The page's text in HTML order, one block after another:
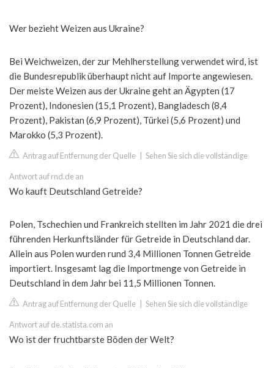
Wer bezieht Weizen aus Ukraine?
Bei Weichweizen, der zur Mehlherstellung verwendet wird, ist
die Bundesrepublik überhaupt nicht auf Importe angewiesen.
Der meiste Weizen aus der Ukraine geht an Ägypten (17
Prozent), Indonesien (15,1 Prozent), Bangladesch (8,4
Prozent), Pakistan (6,9 Prozent), Türkei (5,6 Prozent) und
Marokko (5,3 Prozent).
Antrag auf Entfernung der Quelle Sehen Sie sich die vollständige
Antwort auf rnd.de an
Wo kauft Deutschland Getreide?
Polen, Tschechien und Frankreich stellten im Jahr 2021 die drei
führenden Herkunftsländer für Getreide in Deutschland dar.
Allein aus Polen wurden rund 3,4 Millionen Tonnen Getreide
importiert. Insgesamt lag die Importmenge von Getreide in
Deutschland in dem Jahr bei 11,5 Millionen Tonnen.
Antrag auf Entfernung der Quelle Sehen Sie sich die vollständige
Antwort auf de.statista.com an
Wo ist der fruchtbarste Böden der Welt?